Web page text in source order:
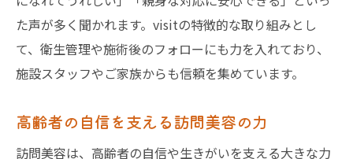
た声が多く聞かれます。visitの特徴的な取り組みとし
て、衛生管理や施術後のフォローにも力を入れており、
施設スタッフやご家族からも信頼を集めています。
高齢者の自信を支える訪問美容の力
訪問美容は、高齢者の自信や生きがいを支える大きな力